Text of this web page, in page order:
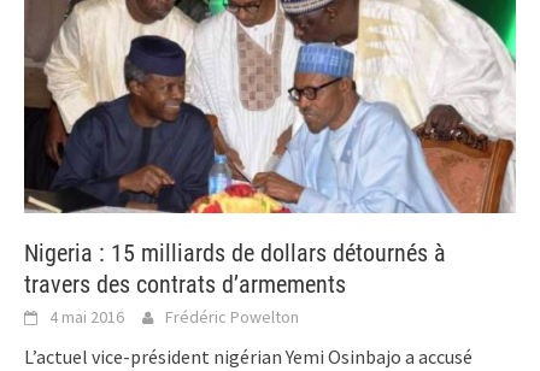
Nigeria : 15 milliards de dollars détournés à
travers des contrats d’armements
4 mai 2016 Frédéric Powelton
L’actuel vice-président nigérian Yemi Osinbajo a accusé